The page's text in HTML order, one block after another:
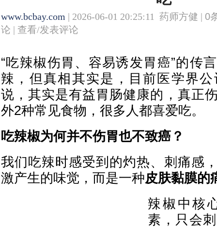
www.bcbay.com | 2026-06-01 20:25:11 药师方健 | 0
论 | 查看/发表评论
“吃辣椒伤胃、容易诱发胃癌”的传
辣，但真相其实是，目前医学界
说，其实是有益胃肠健康的，真正
外2种常见食物，很多人都喜爱吃。
吃辣椒为何并不伤胃也不致癌？
我们吃辣时感受到的灼热、刺痛感
激产生的味觉，而是一种皮肤黏膜的
辣椒中核
素，只会